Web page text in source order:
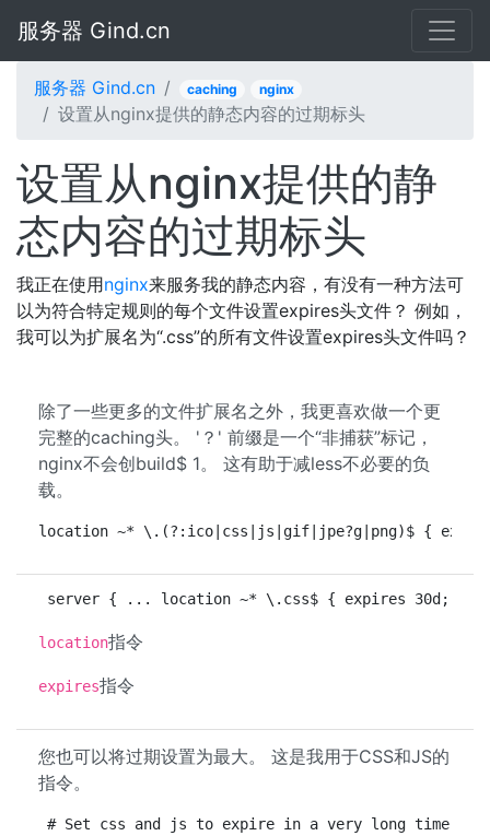
服务器 Gind.cn
服务器 Gind.cn caching nginx
设置从nginx提供的静态内容的过期标头
设置从nginx提供的静
态内容的过期标头
我正在使用nginx来服务我的静态内容，有没有一种方法可
以为符合特定规则的每个文件设置expires头文件？ 例如，
我可以为扩展名为“.css”的所有文件设置expires头文件吗？
除了一些更多的文件扩展名之外，我更喜欢做一个更
完整的caching头。 '？' 前缀是一个“非捕获”标记，
nginx不会创build$ 1。 这有助于减less不必要的负
载。
location ~* \.(?:ico|css|js|gif|jpe?g|png)$ { expires
server { ... location ~* \.css$ { expires 30d; }
location指令
expires指令
您也可以将过期设置为最大。 这是我用于CSS和JS的
指令。
# Set css and js to expire in a very long time